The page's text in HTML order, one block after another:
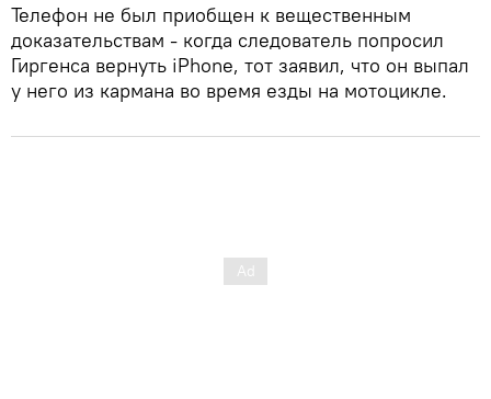
Телефон не был приобщен к вещественным
доказательствам - когда следователь попросил
Гиргенса вернуть iPhone, тот заявил, что он выпал
у него из кармана во время езды на мотоцикле.